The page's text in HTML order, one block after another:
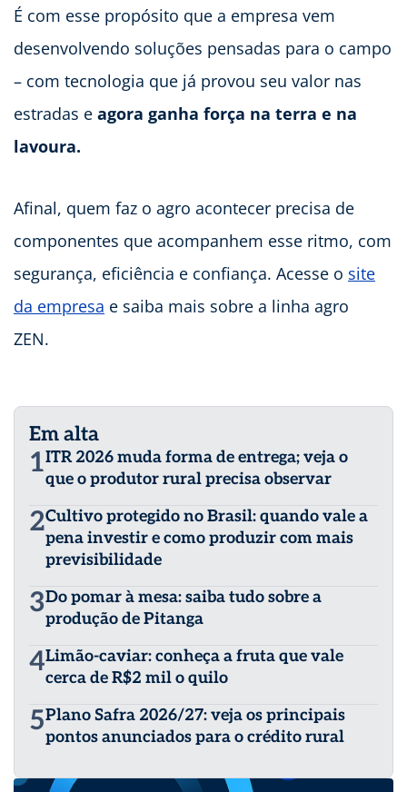
É com esse propósito que a empresa vem
desenvolvendo soluções pensadas para o campo
– com tecnologia que já provou seu valor nas
estradas e agora ganha força na terra e na
lavoura.
Afinal, quem faz o agro acontecer precisa de
componentes que acompanhem esse ritmo, com
segurança, eficiência e confiança. Acesse o site
da empresa e saiba mais sobre a linha agro
ZEN.
Em alta
1ITR 2026 muda forma de entrega; veja o
que o produtor rural precisa observar
2Cultivo protegido no Brasil: quando vale a
pena investir e como produzir com mais
previsibilidade
3Do pomar à mesa: saiba tudo sobre a
produção de Pitanga
4Limão-caviar: conheça a fruta que vale
cerca de R$2 mil o quilo
5Plano Safra 2026/27: veja os principais
pontos anunciados para o crédito rural